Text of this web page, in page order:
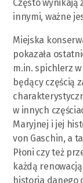
Często wynikają
innymi, ważne
Miejska
pokazała
m.in. spichlerz
będący częścią
w innych
Maryjnej i jej
von Gaschin, a
Płoni czy też
każdą
historia danego